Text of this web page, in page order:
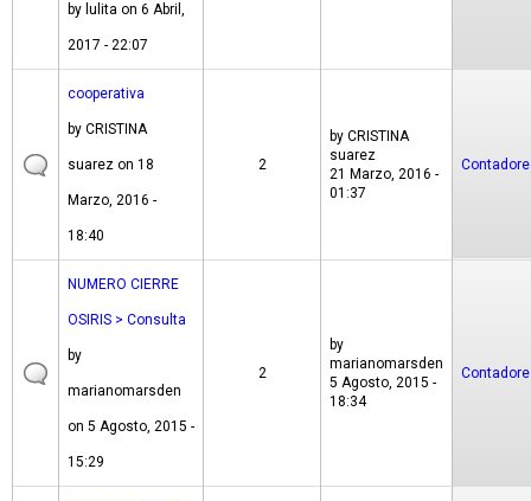
by lulita on 6 Abril,
2017 - 22:07
cooperativa
by CRISTINA
suarez on 18
Marzo, 2016 -
18:40
2
by CRISTINA
suarez
21 Marzo, 2016 -
01:37
NUMERO CIERRE
OSIRIS > Consulta
by
marianomarsden
on 5 Agosto, 2015 -
15:29
2
by
marianomarsden
5 Agosto, 2015 -
18:34